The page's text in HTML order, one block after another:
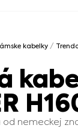
kabelky/
nemeckej